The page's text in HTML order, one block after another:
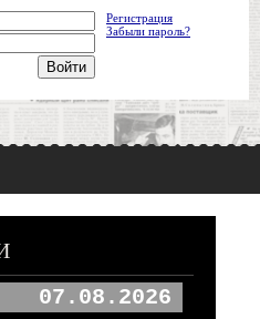
Регистрация
Забыли пароль?
07.08.2026